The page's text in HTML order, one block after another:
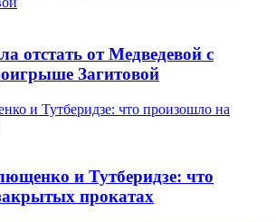
отстать от Медведевой с
Загитовой
и Тутберидзе: что произошло на
и Тутберидзе: что
прокатах